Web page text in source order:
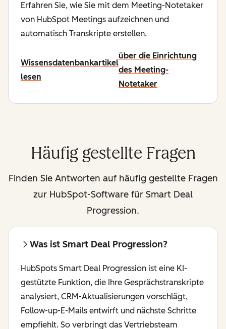
Erfahren Sie, wie Sie mit dem Meeting-Notetaker
von HubSpot Meetings aufzeichnen und
automatisch Transkripte erstellen.
Wissensdatenbankartikel
lesen
über die Einrichtung
des Meeting-
Notetaker
Häufig gestellte Fragen
Finden Sie Antworten auf häufig gestellte Fragen
zur HubSpot-Software für Smart Deal
Progression.
Was ist Smart Deal Progression?
HubSpots Smart Deal Progression ist eine KI-
gestützte Funktion, die Ihre Gesprächstranskripte
analysiert, CRM-Aktualisierungen vorschlägt,
Follow-up-E-Mails entwirft und nächste Schritte
empfiehlt. So verbringt das Vertriebsteam